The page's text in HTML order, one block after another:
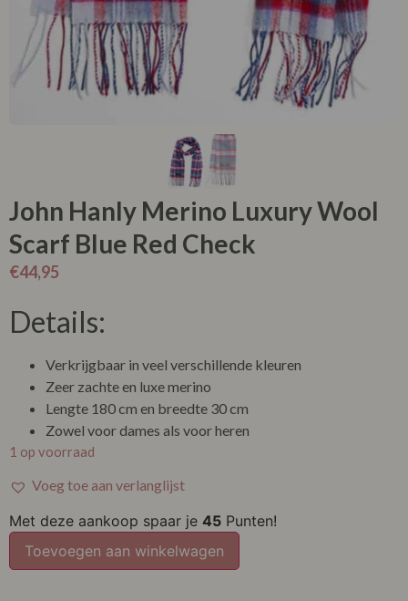
John Hanly Merino Luxury Wool
Scarf Blue Red Check
€44,95
Details:
Verkrijgbaar in veel verschillende kleuren
Zeer zachte en luxe merino
Lengte 180 cm en breedte 30 cm
Zowel voor dames als voor heren
1 op voorraad
Voeg toe aan verlanglijst
Met deze aankoop spaar je 45 Punten!
Toevoegen aan winkelwagen